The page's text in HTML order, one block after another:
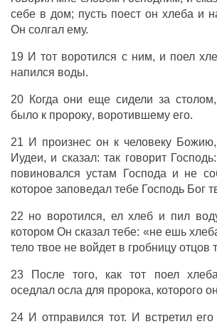
себе в дом; пусть поестонхлеба и
Он солгалему.
19 И тот воротился с ним, и поел
напился воды.
20 Когда они еще сидели за столом
было к пророку, воротившемуего.
21 И произнесон к человеку Божию,
Иудеи, и сказал: так говорит Господь:
повиновался устам Господа и не
которое заповедалтебе Господь Бог
22 но воротился, ел хлеб и пил
котором Онсказал тебе: «неешь
телотвое не войдетв гробницу отцов
23 Послетого, как тот поел хлеба
оседлал осла для пророка, которого он
24 И отправился тот. И встретилего